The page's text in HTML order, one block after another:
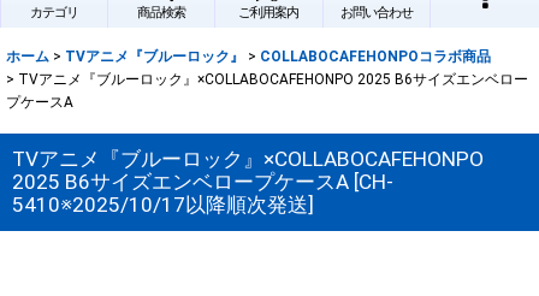
カテゴリ 商品検索 ご利用案内 お問い合わせ
ホーム > TVアニメ『ブルーロック』 > COLLABOCAFEHONPOコラボ商品
> TVアニメ『ブルーロック』×COLLABOCAFEHONPO 2025 B6サイズエンベロー
プケースA
TVアニメ『ブルーロック』×COLLABOCAFEHONPO
2025 B6サイズエンベロープケースA [CH-
5410※2025/10/17以降順次発送]